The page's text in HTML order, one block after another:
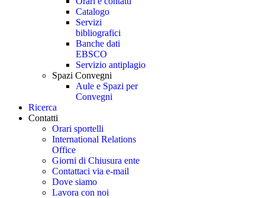
Catalogo
Servizi
bibliografici
Banche dati
EBSCO
Servizio antiplagio
Spazi Convegni
Aule e Spazi per
Convegni
Ricerca
Contatti
Orari sportelli
International Relations
Office
Giorni di Chiusura ente
Contattaci via e-mail
Dove siamo
Lavora con noi